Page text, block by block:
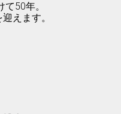
50年。
えます。